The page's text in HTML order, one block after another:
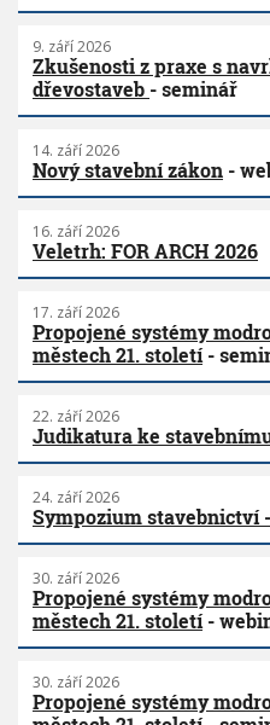
9. září 2026
Zkušenosti z praxe s
dřevostaveb - seminář
14. září 2026
Nový stavební zákon -
16. září 2026
Veletrh: FOR ARCH 2026
17. září 2026
Propojené systémy
městech 21. století-
22. září 2026
Judikatura ke
24. září 2026
Sympozium stavebnictví
30. září 2026
Propojené systémy
městech 21. století-
30. září 2026
Propojené systémy